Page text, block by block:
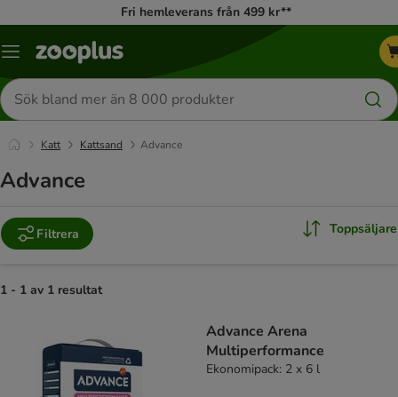
Fri hemleverans från 499 kr**
Katalogmeny
Sök
efter
produkter
Katt Kattsand Advance
Advance
Filtrera Toppsäljare
1 - 1 av 1 resultat
Advance Arena
Multiperformance
Ekonomipack: 2 x 6 l